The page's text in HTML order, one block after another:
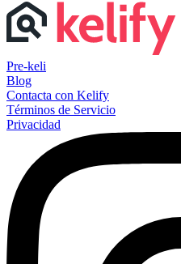
Pre-keli
Blog
Contacta con Kelify
Términos de Servicio
Privacidad